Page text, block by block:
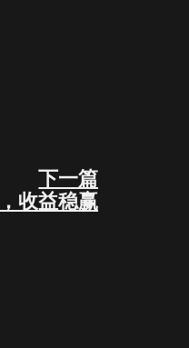
下一篇
收益稳赢